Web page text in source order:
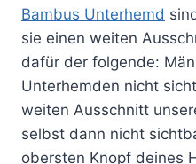
Bambus Unterhemd
sie einen weiten
dafür der folgende:
Unterhemden nicht
weiten Ausschnitt
selbst dann nicht
obersten Knopf deines